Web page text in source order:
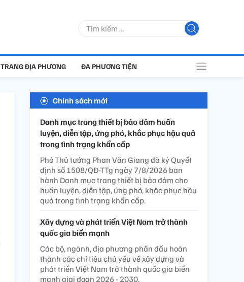
TRANG ĐỊA PHƯƠNG ĐA PHƯƠNG TIỆN
Chính sách mới
Danh mục trang thiết bị bảo đảm huấn
luyện, diễn tập, ứng phó, khắc phục hậu quả
trong tình trạng khẩn cấp
Phó Thủ tướng Phan Văn Giang đã ký Quyết
định số 1508/QĐ-TTg ngày 7/8/2026 ban
hành Danh mục trang thiết bị bảo đảm cho
huấn luyện, diễn tập, ứng phó, khắc phục hậu
quả trong tình trạng khẩn cấp.
Xây dựng và phát triển Việt Nam trở thành
quốc gia biển mạnh
Các bộ, ngành, địa phương phấn đấu hoàn
thành các chỉ tiêu chủ yếu về xây dựng và
phát triển Việt Nam trở thành quốc gia biển
mạnh giai đoạn 2026 - 2030.